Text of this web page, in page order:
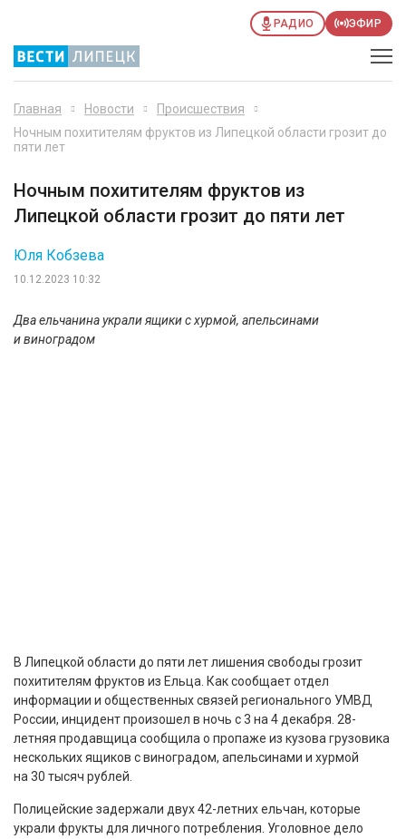
РАДИО ЭФИР
Главная Новости
Происшествия
Ночным похитителям фруктов из Липецкой области грозит до
пяти лет
Ночным похитителям фруктов из
Липецкой области грозит до пяти лет
10.12.2023 10:32
Юля Кобзева
Два ельчанина украли ящики с хурмой, апельсинами
и виноградом
В Липецкой области до пяти лет лишения свободы грозит
похитителям фруктов из Ельца. Как сообщает отдел
информации и общественных связей регионального УМВД
России, инцидент произошел в ночь с 3 на 4 декабря. 28-
летняя продавщица сообщила о пропаже из кузова грузовика
нескольких ящиков с виноградом, апельсинами и хурмой
на 30 тысяч рублей.
Полицейские задержали двух 42-летних ельчан, которые
украли фрукты для личного потребления. Уголовное дело